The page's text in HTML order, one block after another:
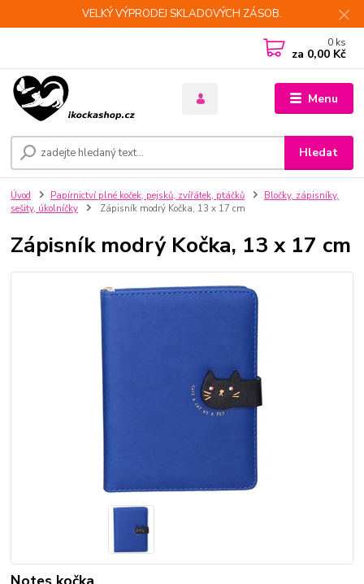
VELKÝ VÝPRODEJ SKLADOVÝCH ZÁSOB.
Menu
Hledat
0 ks
za 0,00 Kč
Úvod Papírnictví plné koček, pejsků, zvířátek, ptáčků
Bločky, zápisníky,
sešity, úkolníčky
Zápisník modrý Kočka, 13 x 17 cm
Zápisník modrý Kočka, 13 x 17 cm